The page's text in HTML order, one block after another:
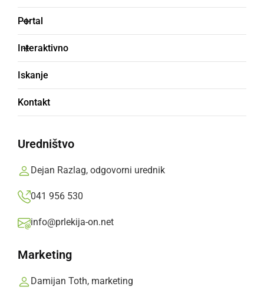
Portal
Interaktivno
Iskanje
Kontakt
Uredništvo
Dejan Razlag, odgovorni urednik
041 956 530
info@prlekija-on.net
Marketing
Damijan Toth, marketing
GOSPODARSTVO
Opozorilne sirene v primeru nevarnosti
poplavnega vala
ponedeljek, 28. avgust 2023 ob 15:23
Popularne rubrike novic